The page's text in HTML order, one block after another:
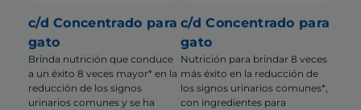
c/d Concentrado para
gato
Brinda nutrición que conduce
a un éxito 8 veces mayor* en la
reducción de los signos
urinarios comunes y se ha
c/d Concentrado para
gato
Nutrición para brindar 8 veces
más éxito en la reducción de
los signos urinarios comunes*,
con ingredientes para